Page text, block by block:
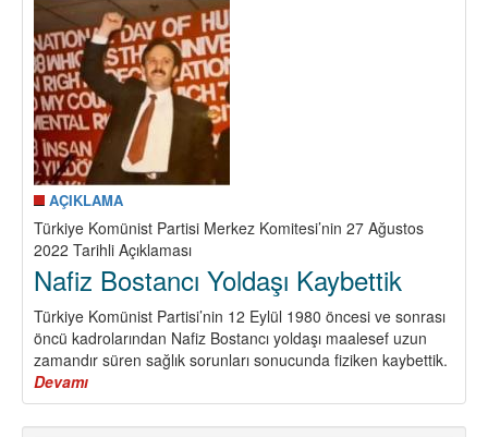
AÇIKLAMA
Türkiye Komünist Partisi Merkez Komitesi’nin 27 Ağustos
2022 Tarihli Açıklaması
Nafiz Bostancı Yoldaşı Kaybettik
Türkiye Komünist Partisi’nin 12 Eylül 1980 öncesi ve sonrası
öncü kadrolarından Nafiz Bostancı yoldaşı maalesef uzun
zamandır süren sağlık sorunları sonucunda fiziken kaybettik.
Devamı
Nafiz
Bostancı